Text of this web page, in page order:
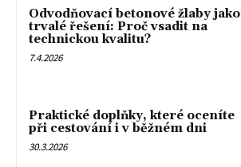
Odvodňovací betonové žlaby jako
trvalé řešení: Proč vsadit na
technickou kvalitu?
7.4.2026
Praktické doplňky, které oceníte
při cestování i v běžném dni
30.3.2026